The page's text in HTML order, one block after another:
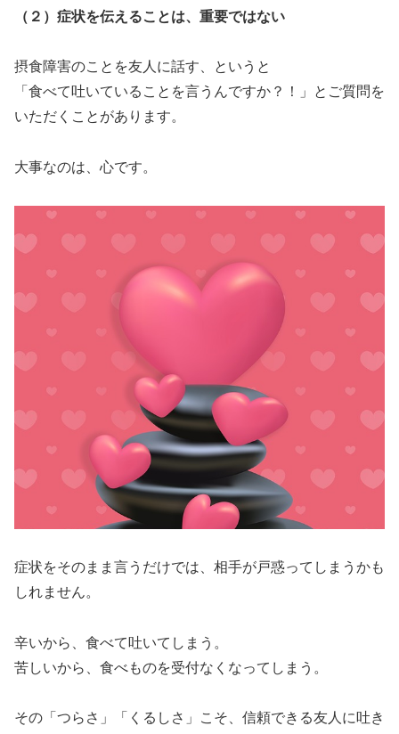
（２）症状を伝えることは、重要ではない
摂食障害のことを友人に話す、というと
「食べて吐いていることを言うんですか？！」とご質問を
いただくことがあります。
大事なのは、心です。
症状をそのまま言うだけでは、相手が戸惑ってしまうかも
しれません。
辛いから、食べて吐いてしまう。
苦しいから、食べものを受付なくなってしまう。
その「つらさ」「くるしさ」こそ、信頼できる友人に吐き